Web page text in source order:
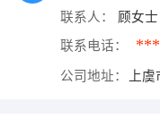
联系人： 顾女士
联系电话：
公司地址： 上